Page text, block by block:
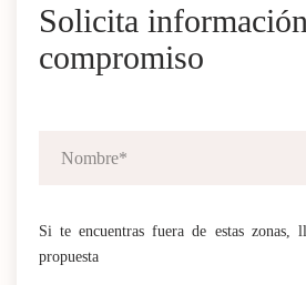
Solicita
compromiso
Si te encuentras fuera de estas zonas,
propuesta